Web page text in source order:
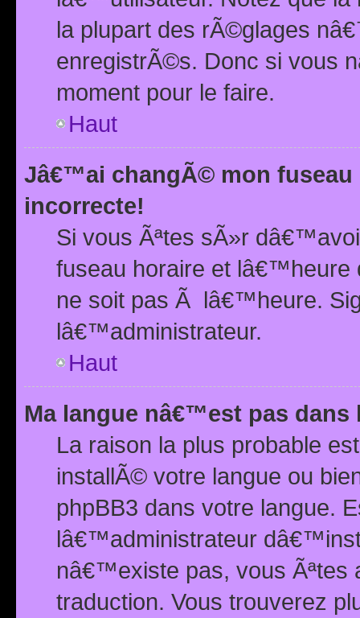
la plupart des rÃ©glages
enregistrÃ©s. Donc si vous
moment pour le faire.
Haut
Jâ€™ai changÃ© mon
incorrecte!
Si vous Ãªtes sÃ»r
fuseau horaire et
ne soit pas Ã lâ€™heure.
lâ€™administrateur.
Haut
Ma langue nâ€™est pas dans
La raison la plus probable
installÃ© votre langue ou
phpBB3 dans votre langue.
lâ€™administrateur
nâ€™existe pas, vous Ãªtes
traduction. Vous trouverez